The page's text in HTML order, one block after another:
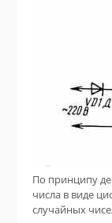
По принципу
числа в виде
случайных